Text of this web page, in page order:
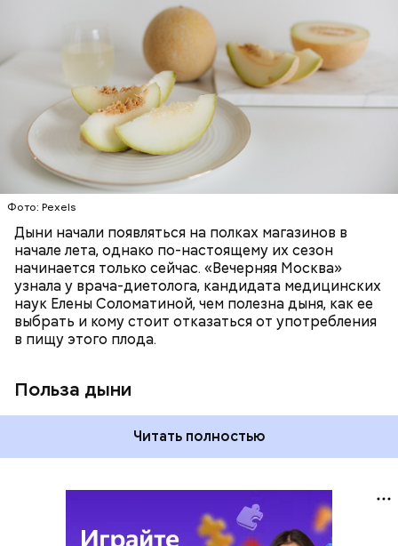
Фото: Pexels
Дыни начали появляться на полках магазинов в
начале лета, однако по-настоящему их сезон
начинается только сейчас. «Вечерняя Москва»
узнала у врача-диетолога, кандидата медицинских
наук Елены Соломатиной, чем полезна дыня, как ее
выбрать и кому стоит отказаться от употребления
в пищу этого плода.
Польза дыни
Дыня содержит много структурированной
жидкости, поэтому организму не нужно тратить
много энергии, чтобы ее усвоить, рассказала
доктор. Кроме того, этот плод богат витаминами и
минералами. Так, в дыне содержатся:
бета-каротин (провитамин А) — отвечает за
поддержание иммунитета, зрения и
необходим для обновления кожи. Дыня
«делает пилинг изнутри», обновляет
слизистые оболочки органов. А еще именно
бета-каротин обеспечивает дыне желтый
лютеин и зеаксантин — эти каротиноиды
отлично поддерживают наше зрение;
калий — оказывает мочегонное действие,
поддерживает сердечно-сосудистую
систему и предотвращает скачки давления;
магний — помогает калию и не дает сосудам
спазмироваться.
Читать полностью
ЗДОРОВЬЕ
ПРАВИЛЬНОЕ ПИТАНИЕ
ОВОЩИ
ЛЕТО ФРУКТЫ